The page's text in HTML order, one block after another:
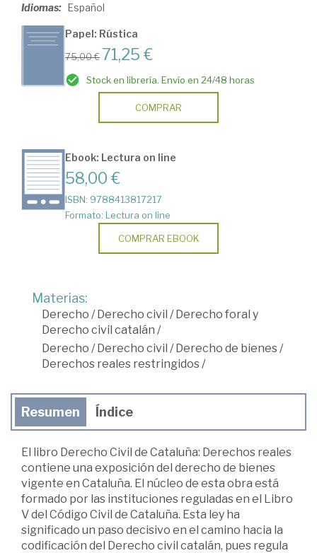
Idiomas: Español
Papel: Rústica
75,00 €71,25 €
Stock en librería. Envío en 24/48 horas
COMPRAR
Ebook: Lectura on line
58,00 €
ISBN: 9788413817217
Formato: Lectura on line
COMPRAR EBOOK
Materias:
Derecho /Derecho civil /Derecho foral y
Derecho civil catalán /
Derecho /Derecho civil /Derecho de bienes/
Derechos reales restringidos/
Resumen Índice
El libro Derecho Civil de Cataluña: Derechos reales
contiene una exposición del derecho de bienes
vigente en Cataluña. El núcleo de esta obra está
formado por las instituciones reguladas en el Libro
V del Código Civil de Cataluña. Esta ley ha
significado un paso decisivo en el camino hacia la
codificación del Derecho civil catalán, pues regula